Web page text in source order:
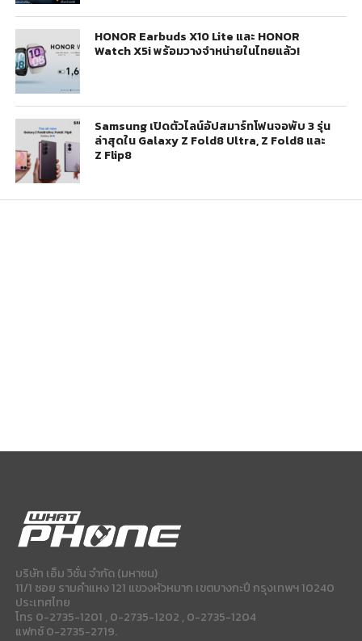
HONOR Earbuds X10 Lite และ HONOR
Watch X5i พร้อมวางจำหน่ายในไทยแล้ว!
Samsung เปิดตัวไลน์อัปสมาร์ทโฟนจอพับ 3 รุ่น
ล่าสุดใน Galaxy Z Fold8 Ultra, Z Fold8 และ
Z Flip8
บริษัท เอ็ม วิชั่น จำกัด (มหาชน)
11/1 ซอย รามคำแหง 121 แขวงหัวหมาก เขตบางกะปี กรุงเทพฯ 10240
ประเทศไทย
โทร 0-2735-1201 , 0-2735-1202 , 0-2735-1204
แฟกซ์ 0-2735-2719.